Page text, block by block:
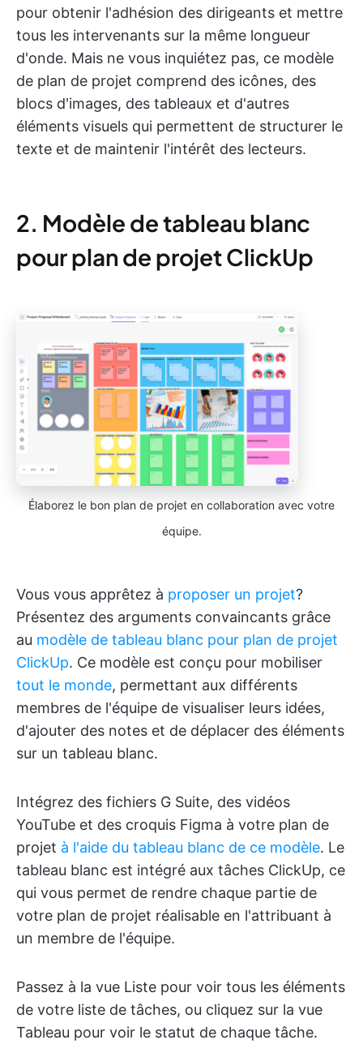
pour obtenir l'adhésion des dirigeants et mettre
tous les intervenants sur la même longueur
d'onde. Mais ne vous inquiétez pas, ce modèle
de plan de projet comprend des icônes, des
blocs d'images, des tableaux et d'autres
éléments visuels qui permettent de structurer le
texte et de maintenir l'intérêt des lecteurs.
2. Modèle de tableau blanc
pour plan de projet ClickUp
Élaborez le bon plan de projet en collaboration avec votre
équipe.
Vous vous apprêtez à proposer un projet?
Présentez des arguments convaincants grâce
au modèle de tableau blanc pour plan de projet
ClickUp. Ce modèle est conçu pour mobiliser
tout le monde, permettant aux différents
membres de l'équipe de visualiser leurs idées,
d'ajouter des notes et de déplacer des éléments
sur un tableau blanc.
Intégrez des fichiers G Suite, des vidéos
YouTube et des croquis Figma à votre plan de
projet à l'aide du tableau blanc de ce modèle. Le
tableau blanc est intégré aux tâches ClickUp, ce
qui vous permet de rendre chaque partie de
votre plan de projet réalisable en l'attribuant à
un membre de l'équipe.
Passez à la vue Liste pour voir tous les éléments
de votre liste de tâches, ou cliquez sur la vue
Tableau pour voir le statut de chaque tâche.